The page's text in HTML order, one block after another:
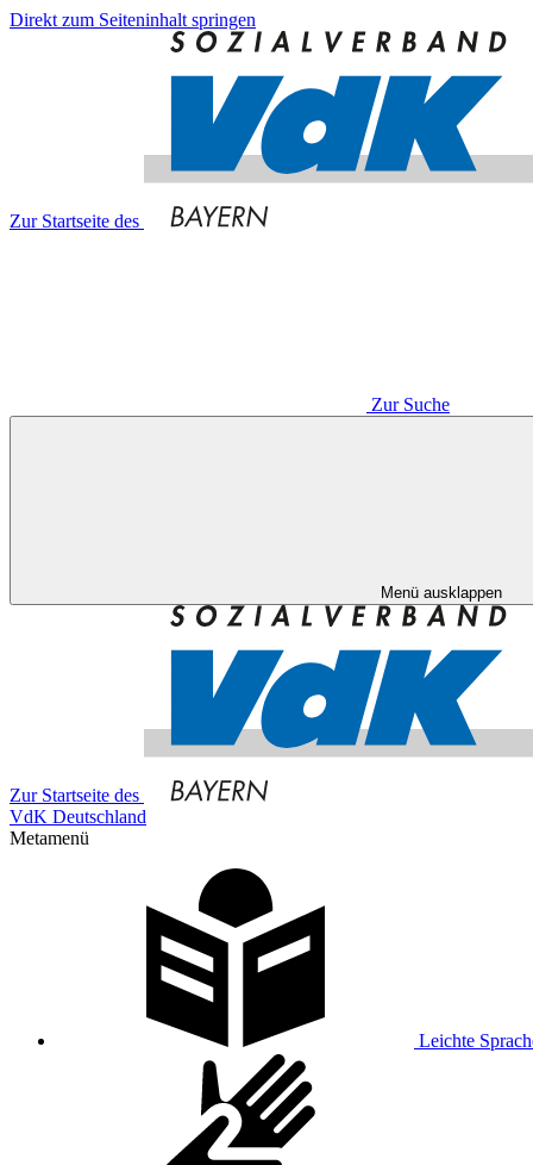
Direkt zum Seiteninhalt springen
Zur Startseite des
Zur Suche
Menü ausklappen
Zur Startseite des
VdK Deutschland
Metamenü
Leichte